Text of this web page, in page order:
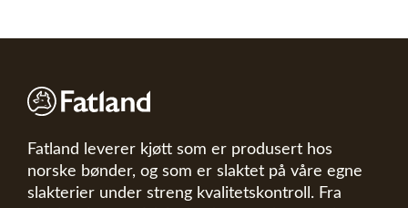
Fatland leverer kjøtt som er produsert hos
norske bønder, og som er slaktet på våre egne
slakterier under streng kvalitetskontroll. Fra